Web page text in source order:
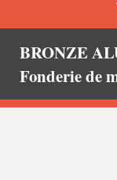
BRONZE
Fonderie de